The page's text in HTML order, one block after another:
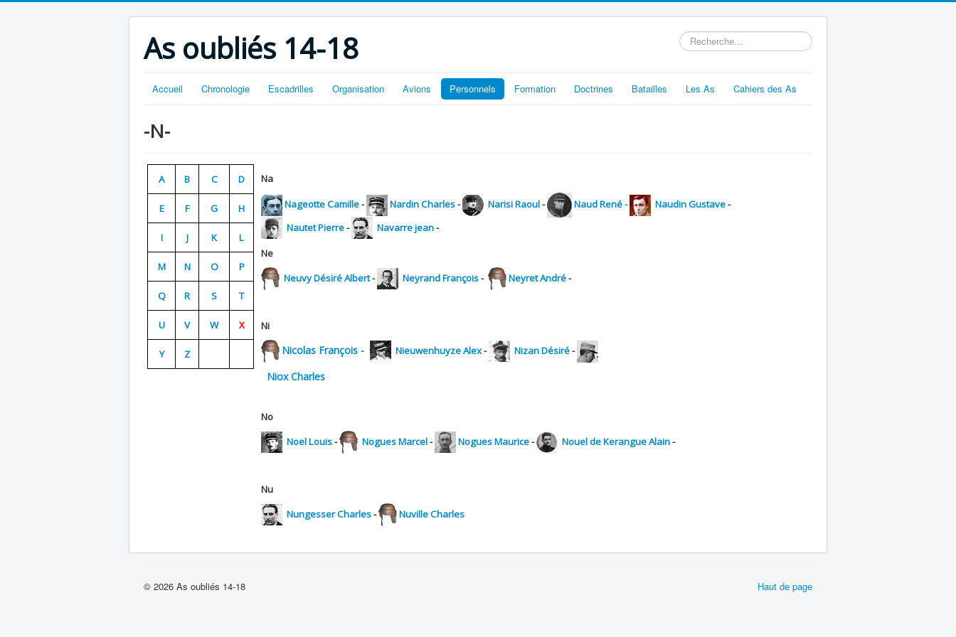
As oubliés 14-18 Rechercher
Accueil Chronologie Escadrilles Organisation Avions Personnels Formation Doctrines Batailles Les As Cahiers des As
-N-
A B C D
E F G H
I J K L
M N O P
Q R S T
U V W X
Y Z
Na
Nageotte Camille- Nardin Charles- Narisi Raoul- Naud René - Naudin Gustave-
Nautet Pierre- Navarre jean-
Ne
Neuvy Désiré Albert- Neyrand François- Neyret André-
Ni
Nicolas François - Nieuwenhuyze Alex- Nizan Désiré-
Niox Charles
No
Noel Louis- Nogues Marcel- Nogues Maurice- Nouel de Kerangue Alain-
Nu
Nungesser Charles- Nuville Charles
Haut de page
© 2026 As oubliés 14-18